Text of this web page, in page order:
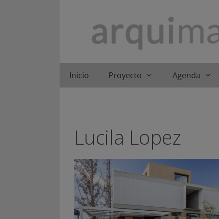
Inicio Proyecto Agenda
Lucila Lopez